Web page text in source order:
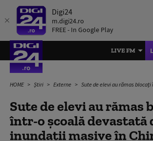
Digi24
m.digi24.ro
FREE - In Google Play
LIVE FM
HOME Știri Externe Sute de elevi au rămas blocați într-o școală devastată de
Sute de elevi au rămas
într-o școală devastată
inundații masive în